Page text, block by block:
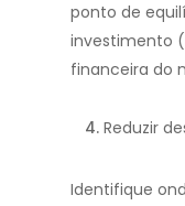
ponto de
investimento
financeira do
Reduzir
Identifique